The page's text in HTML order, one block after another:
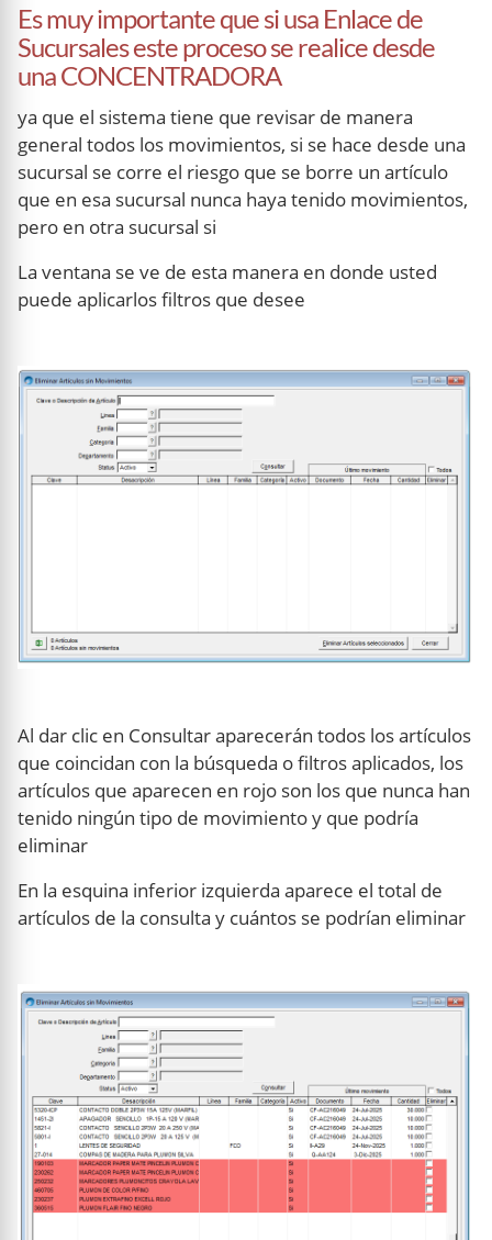
Es muy importante que si usa Enlace de
Sucursales este proceso se realice desde
una CONCENTRADORA
ya que el sistema tiene que revisar de manera
general todos los movimientos, si se hace desde una
sucursal se corre el riesgo que se borre un artículo
que en esa sucursal nunca haya tenido movimientos,
pero en otra sucursal si
La ventana se ve de esta manera en donde usted
puede aplicarlos filtros que desee
Al dar clic en Consultar aparecerán todos los artículos
que coincidan con la búsqueda o filtros aplicados, los
artículos que aparecen en rojo son los que nunca han
tenido ningún tipo de movimiento y que podría
eliminar
En la esquina inferior izquierda aparece el total de
artículos de la consulta y cuántos se podrían eliminar